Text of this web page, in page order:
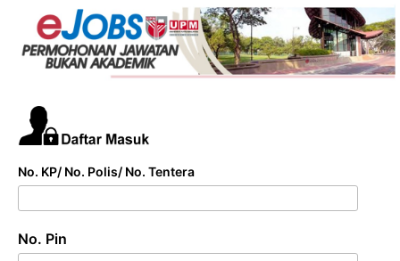
No. KP/ No. Polis/ No. Tentera
No. Pin